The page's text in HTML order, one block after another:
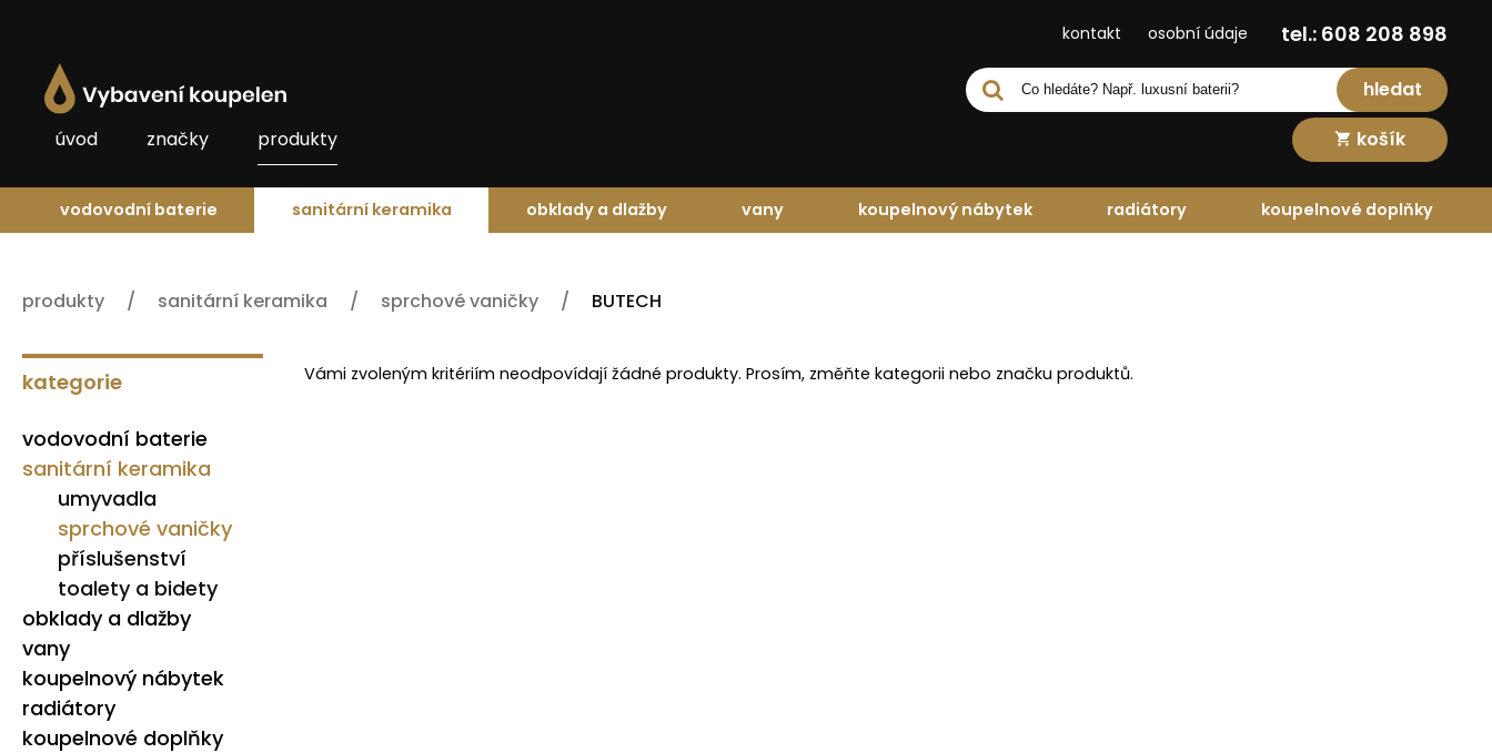
tel.: 608 208 898
kontakt osobní údaje
úvod značky produkty
hledat
košík
vodovodní baterie sanitární keramika obklady a dlažby vany koupelnový nábytek radiátory koupelnové doplňky
produkty sanitární keramika sprchové vaničky BUTECH
kategorie
vodovodní baterie
sanitární keramika
umyvadla
sprchové vaničky
příslušenství
toalety a bidety
obklady a dlažby
vany
koupelnový nábytek
radiátory
koupelnové doplňky
Vámi zvoleným kritériím neodpovídají žádné produkty. Prosím, změňte kategorii nebo značku produktů.